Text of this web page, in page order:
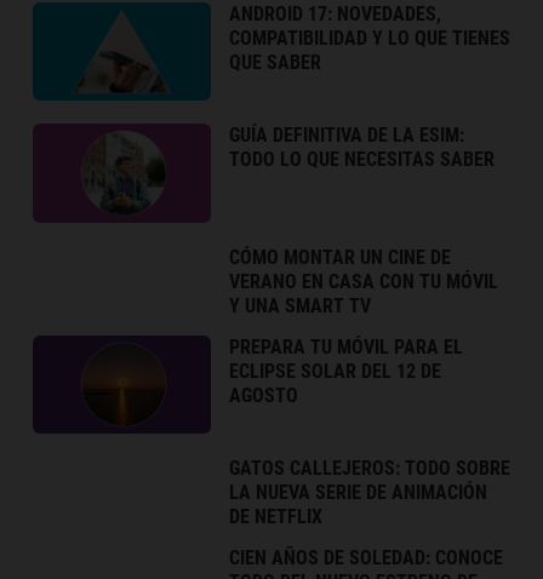
ANDROID 17: NOVEDADES,
COMPATIBILIDAD Y LO QUE TIENES
QUE SABER
GUÍA DEFINITIVA DE LA ESIM:
TODO LO QUE NECESITAS SABER
CÓMO MONTAR UN CINE DE
VERANO EN CASA CON TU MÓVIL
Y UNA SMART TV
PREPARA TU MÓVIL PARA EL
ECLIPSE SOLAR DEL 12 DE
AGOSTO
GATOS CALLEJEROS: TODO SOBRE
LA NUEVA SERIE DE ANIMACIÓN
DE NETFLIX
CIEN AÑOS DE SOLEDAD: CONOCE